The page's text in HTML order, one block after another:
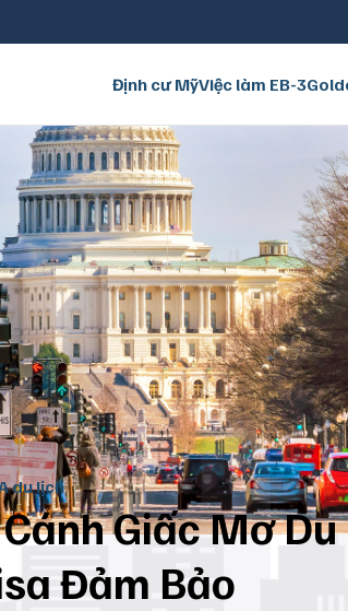
Định cư MỹViệc làm EB-3
du lịch
Giấc Mơ
Đảm Bảo